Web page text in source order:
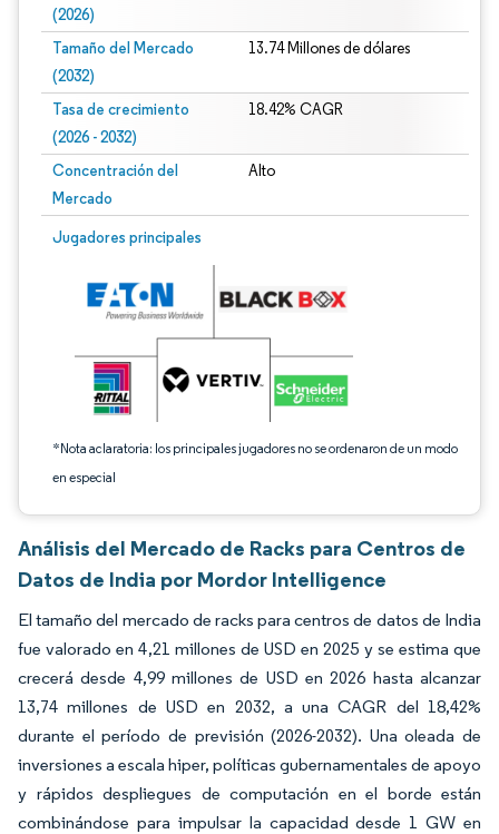
(2026)
Tamaño del Mercado
(2032)
13.74 Millones de dólares
Tasa de crecimiento
(2026 - 2032)
18.42% CAGR
Concentración del
Mercado
Alto
Jugadores principales
*Nota aclaratoria: los principales jugadores no se ordenaron de un modo
en especial
Imagen © Mordor Intelligence. El uso requiere atribución según CC BY 4.0.
Análisis del Mercado de Racks para Centros de
Datos de India por Mordor Intelligence
El tamaño del mercado de racks para centros de datos de India
fue valorado en 4,21 millones de USD en 2025 y se estima que
crecerá desde 4,99 millones de USD en 2026 hasta alcanzar
13,74 millones de USD en 2032, a una CAGR del 18,42%
durante el período de previsión (2026-2032). Una oleada de
inversiones a escala hiper, políticas gubernamentales de apoyo
y rápidos despliegues de computación en el borde están
combinándose para impulsar la capacidad desde 1 GW en